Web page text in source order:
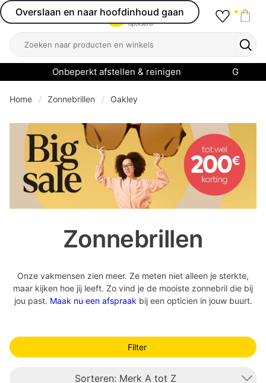
Overslaan en naar hoofdinhoud gaan
Open menu
Zoeken
Onbeperkt afstellen & reinigen
menu
Home Zonnebrillen Oakley
Zonnebrillen
Onze vakmensen zien meer. Ze meten niet alleen je sterkte,
maar kijken hoe jij leeft. Zo vind je de mooiste zonnebril die bij
jou past. Maak nu een afspraak bij een opticien in jouw buurt.
Filter
Sorteren: Merk A tot Z